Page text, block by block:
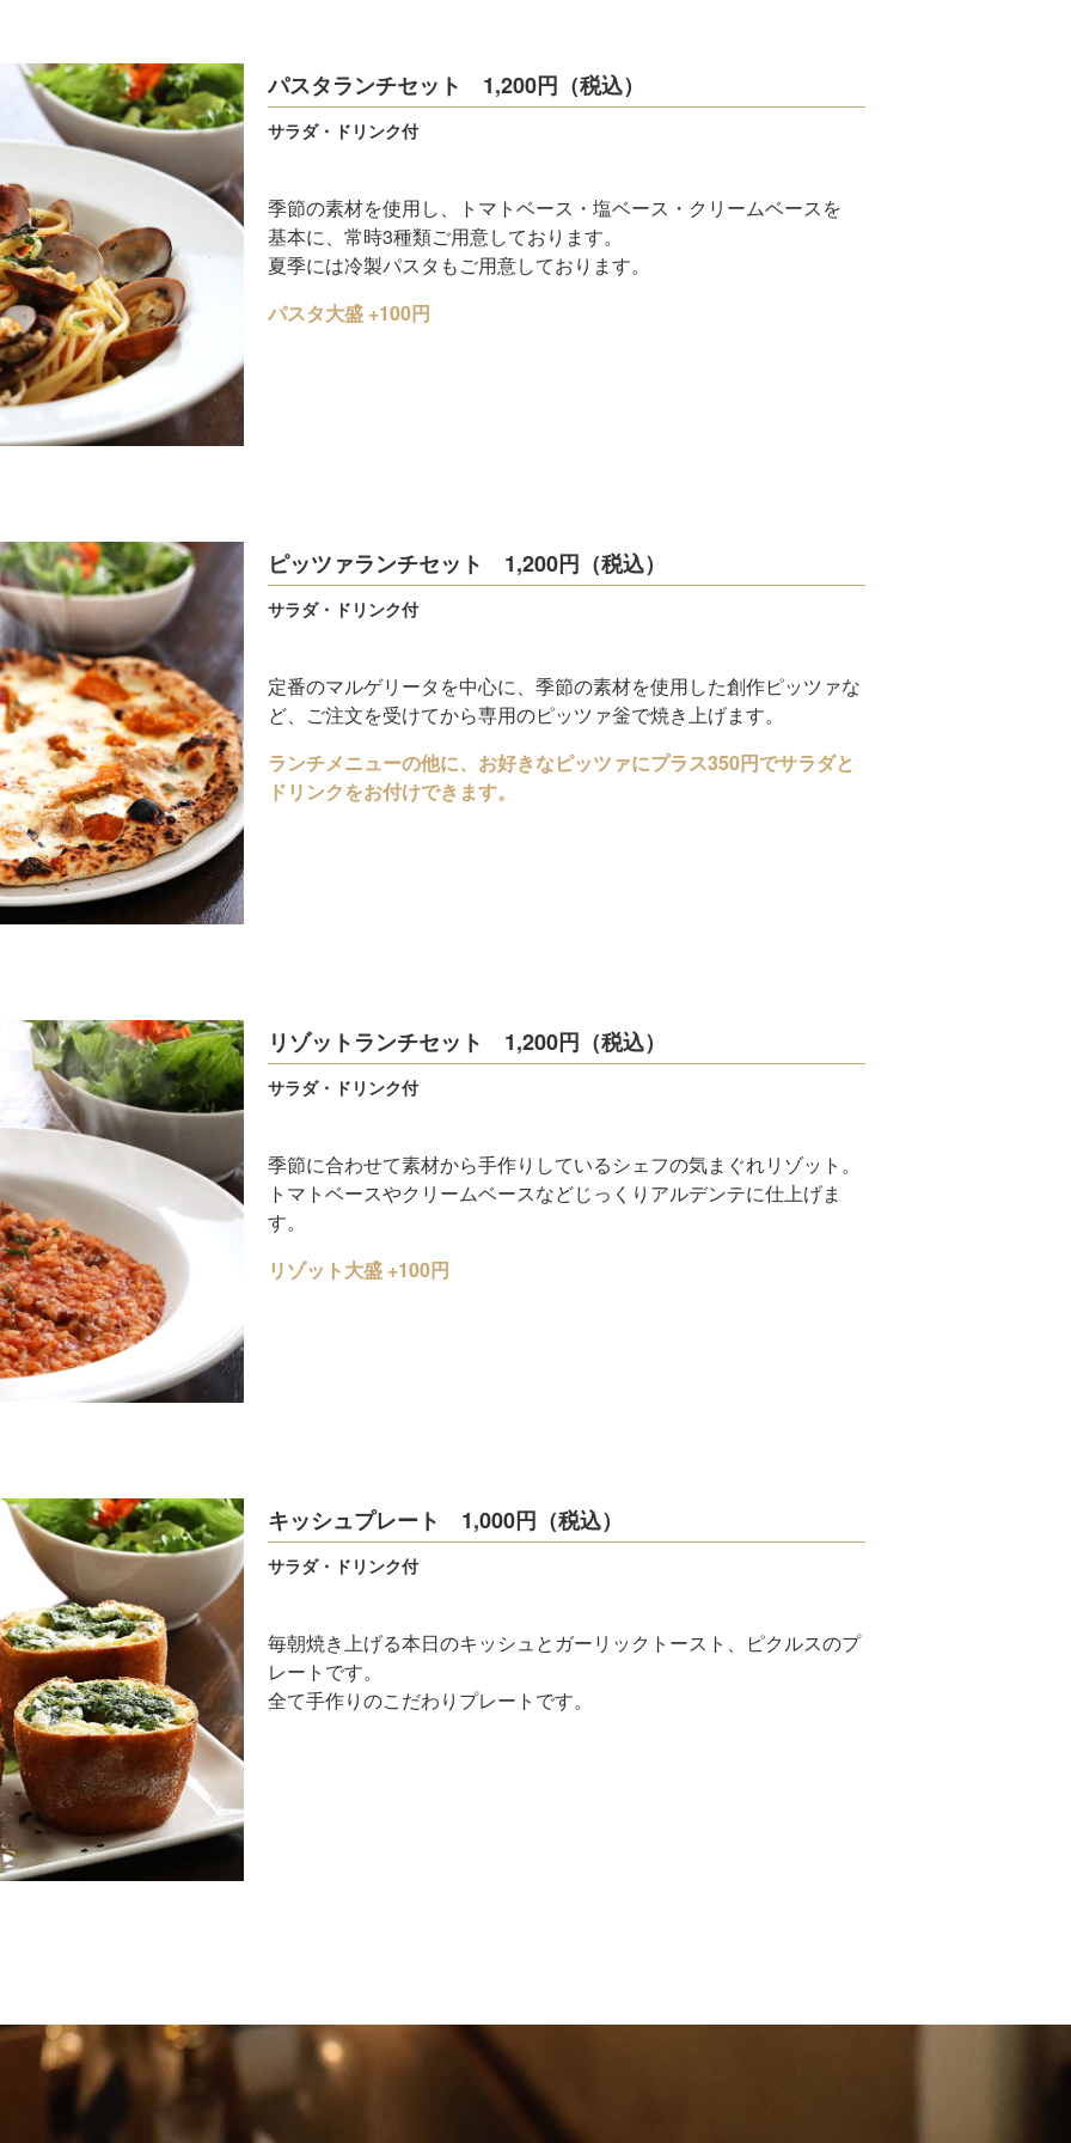
パスタランチセット 1,200円（税込）
サラダ・ドリンク付
季節の素材を使用し、トマトベース・塩ベース・クリームベースを
基本に、常時3種類ご用意しております。
夏季には冷製パスタもご用意しております。
パスタ大盛 +100円
ピッツァランチセット 1,200円（税込）
サラダ・ドリンク付
定番のマルゲリータを中心に、季節の素材を使用した創作ピッツァな
ど、ご注文を受けてから専用のピッツァ釡で焼き上げます。
ランチメニューの他に、お好きなピッツァにプラス350円でサラダと
ドリンクをお付けできます。
リゾットランチセット 1,200円（税込）
サラダ・ドリンク付
季節に合わせて素材から手作りしているシェフの気まぐれリゾット。
トマトベースやクリームベースなどじっくりアルデンテに仕上げま
す。
リゾット大盛 +100円
キッシュプレート 1,000円（税込）
サラダ・ドリンク付
毎朝焼き上げる本日のキッシュとガーリックトースト、ピクルスのプ
レートです。
全て手作りのこだわりプレートです。